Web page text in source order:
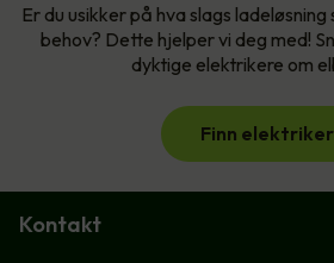
Er du usikker på hva slags
behov? Dette hjelper vi deg med!
dyktige elektrikere om
Finn elektriker
Kontakt